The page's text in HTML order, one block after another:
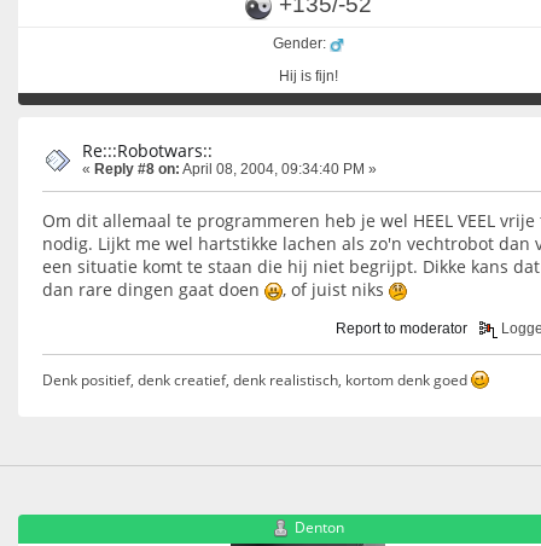
Gender:
Hij is fijn!
Re:::Robotwars::
« Reply #8 on: April 08, 2004, 09:34:40 PM »
Om dit allemaal te programmeren heb je wel HEEL VEEL
nodig. Lijkt me wel hartstikke lachen als zo'n vechtrobot dan
een situatie komt te staan die hij niet begrijpt. Dikke kans
dan rare dingen gaat doen
, of juist niks
Report to moderator
Denk positief, denk creatief, denk realistisch, kortom denk goed
Denton